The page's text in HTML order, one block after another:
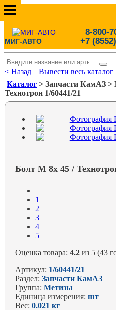
МИГ-АВТО
8-800-
+7
< Назад |Вывести весь каталог
Каталог > Запчасти КамАЗ
Технотрон 1/60441/21
Болт М 8х 45 /
1
2
3
4
5
Оценка товара:4.2 из 5 (43
Артикул: 1/60441/21
Раздел:Запчасти КамАЗ
Группа:Метизы
Единица измерения:шт
Вес:0.021 кг